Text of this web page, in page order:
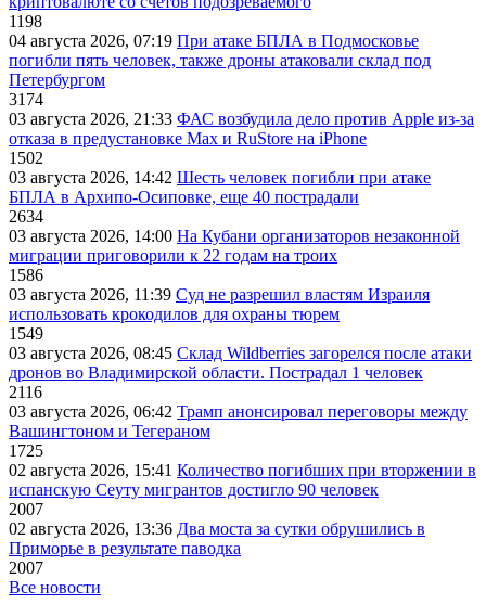
1198
04 августа 2026, 07:19 При атаке БПЛА в Подмосковье
погибли пять человек, также дроны атаковали склад под
Петербургом
3174
03 августа 2026, 21:33 ФАС возбудила дело против Apple из-за
отказа в предустановке Max и RuStore на iPhone
1502
03 августа 2026, 14:42 Шесть человек погибли при атаке
БПЛА в Архипо-Осиповке, еще 40 пострадали
2634
03 августа 2026, 14:00 На Кубани организаторов незаконной
миграции приговорили к 22 годам на троих
1586
03 августа 2026, 11:39 Суд не разрешил властям Израиля
использовать крокодилов для охраны тюрем
1549
03 августа 2026, 08:45 Склад Wildberries загорелся после атаки
дронов во Владимирской области. Пострадал 1 человек
2116
03 августа 2026, 06:42 Трамп анонсировал переговоры между
Вашингтоном и Тегераном
1725
02 августа 2026, 15:41 Количество погибших при вторжении в
испанскую Сеуту мигрантов достигло 90 человек
2007
02 августа 2026, 13:36 Два моста за сутки обрушились в
Приморье в результате паводка
2007
Все новости